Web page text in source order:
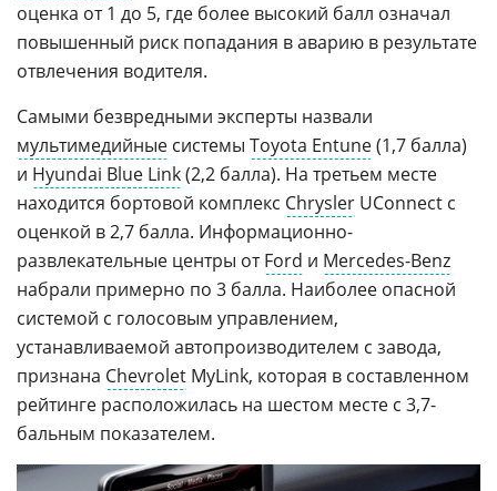
оценка от 1 до 5, где более высокий балл означал
повышенный риск попадания в аварию в результате
отвлечения водителя.
Самыми безвредными эксперты назвали
мультимедийные системы Toyota Entune(1,7 балла)
и Hyundai Blue Link(2,2 балла). На третьем месте
находится бортовой комплекс Chrysler UConnect с
оценкой в 2,7 балла. Информационно-
развлекательные центры отFord и Mercedes-Benz
набрали примерно по 3 балла. Наиболее опасной
системой с голосовым управлением,
устанавливаемой автопроизводителем с завода,
признана Chevrolet MyLink, которая в составленном
рейтинге расположилась на шестом месте с 3,7-
бальным показателем.